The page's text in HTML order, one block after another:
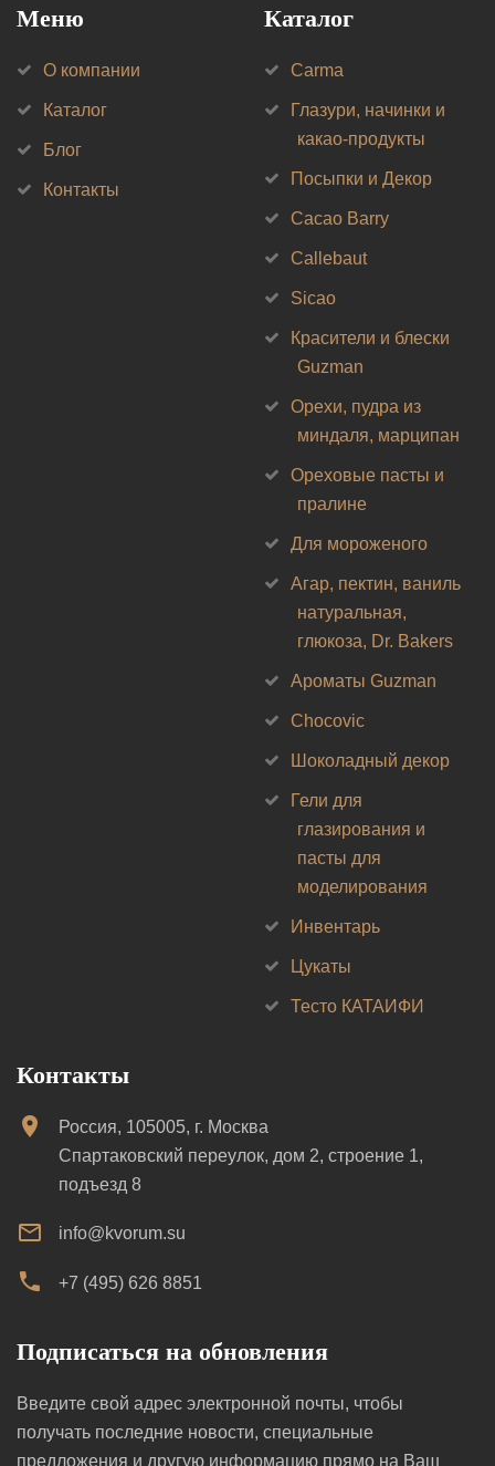
Меню
О компании
Каталог
Блог
Контакты
Каталог
Carma
Глазури, начинки и
какао-продукты
Посыпки и Декор
Cacao Barry
Callebaut
Sicao
Красители и блески
Guzman
Орехи, пудра из
миндаля, марципан
Ореховые пасты и
пралине
Для мороженого
Агар, пектин, ваниль
натуральная,
глюкоза, Dr. Bakers
Ароматы Guzman
Chocovic
Шоколадный декор
Гели для
глазирования и
пасты для
моделирования
Инвентарь
Цукаты
Тесто КАТАИФИ
Контакты
Россия, 105005, г. Москва
Спартаковский переулок, дом 2, строение 1,
подъезд 8
info@kvorum.su
+7 (495) 626 8851
Подписаться на обновления
Введите свой адрес электронной почты, чтобы
получать последние новости, специальные
предложения и другую информацию прямо на Ваш